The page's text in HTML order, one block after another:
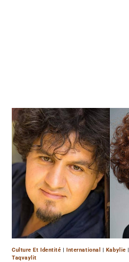
Culture Et Identité International Kabylie
Taqvaylit